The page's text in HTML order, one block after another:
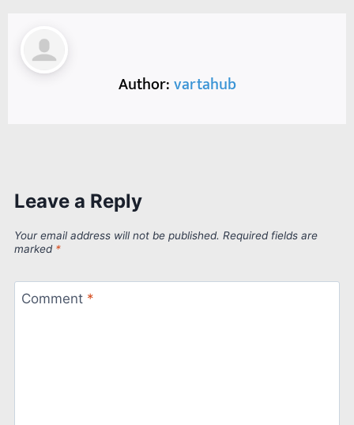
Author:vartahub
Leave a Reply
Your email address will not be published. Required fields are
marked *
Comment *